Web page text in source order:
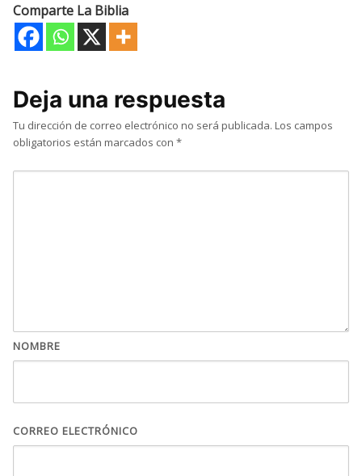
Comparte La Biblia
Deja una respuesta
Tu dirección de correo electrónico no será publicada. Los campos
obligatorios están marcados con *
NOMBRE
CORREO ELECTRÓNICO